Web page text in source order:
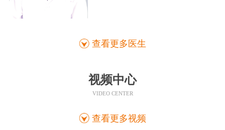
查看更多医生
视频中心
VIDEO CENTER
查看更多视频